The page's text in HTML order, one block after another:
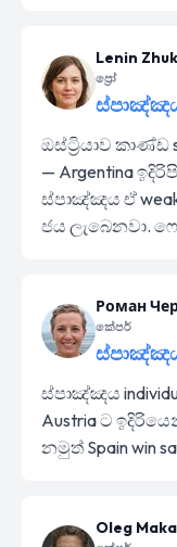
Lenin Zhuk
ප්‍රෝ
ඔස්ට්‍රියාව කාණ්ඩ
— Argentina
ස්පාඤ්ඤය ඒ
ජය ලැබෙනවා.
Роман
කේපර්
ස්පාඤ්ඤය
ස්පාඤ්ඤය
Austria ට
නමුත් Spain win
Oleg